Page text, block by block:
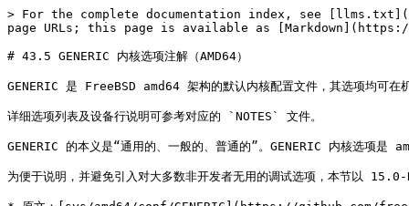
> For the complete documentation index, see [llms.txt](https://book.bsdcn.org/llms.txt). Markdown versions of documentation pages are available by appending `.md` to page URLs; this page is available as [Markdown](https://book.bsdcn.org/di-43-zhang-freebsd-nei-he-jia-gou/di-43.5-jie-generic-nei-he-xuan-xiang-zhu-jie-amd64.md).

# 43.5 GENERIC 内核选项注解（AMD64）

GENERIC 是 FreeBSD amd64 架构的默认内核配置文件，其选项均可在机器无关和机器相关选项的 NOTES 文件中找到对应说明。本节列出 GENERIC 完整选项并逐项标注。

详细选项列表及设备行说明可参考对应的 `NOTES` 文件。

GENERIC 的本义是“通用的、一般的、普通的”。GENERIC 内核选项是 amd64 体系架构下所有镜像的默认构建选项（FreeBSD/amd64 通用内核配置文件），但 CURRENT（main 分支）会引入额外的调试选项。

为便于说明，并避免引入对大多数非开发者无用的调试选项，本节以 15.0-RELEASE（releng/15.0 分支）的 GENERIC 内核选项为例进行说明。

* 原文：[sys/amd64/conf/GENERIC](https://github.com/freebsd/freebsd-src/blob/releng/15.0/sys/amd64/conf/GENERIC)
* 版本：[u2f(4): Invert U2F\_MAKE\_UHID\_ALIAS kernel build option](https://github.com/freebsd/freebsd-src/commit/64b530b38be37ebf32596a5ee7ab95f484f49176)，全文近 400 行

首先介绍 CPU 相关的配置选项：

```ini
cpu		HAMMER
```

HAMMER 是 AMD K8 的研发代号，即 Opteron（皓龙）和 Athlon64（速龙）。

```ini
ident		GENERIC
```

这是内核的“标识符”。

通常应与内核的名称相同。该选项用于将内核名称设置为 `GENERIC`。至少需要一行 `ident` 条目。

```ini
makeoptions	DEBUG=-g
```

构建包含 gdb(1) 调试符号的内核。

```ini
makeoptions	WITH_CTF=1
```

为支持 DTrace，运行 ctfconvert(1) 将调试数据转换为 CTF 数据。

```ini
options 	SCHED_ULE
```

ULE 调度程序。

```ini
options 	NUMA
```

非一致性内存访问（NUMA）支持。

```ini
options 	PREEMPTION
```

启用内核线程抢占。

```ini
options 	EXTERR_STRINGS
```

其曾用名为 `BLOAT_KERNEL_WITH_EXTERR`，用于启用内核扩展错误信息。参见：Extended errors from kernel\[EB/OL]. \[2026-03-26]. <https://reviews.freebsd.org/D50483>。

```ini
options 	VIMAGE
```

用于子系统虚拟化，例如 VNET。

```ini
options 	INET
```

IPv4 协议簇。IP 协议簇是一组协议，位于互联网协议（IP）之上，并使用互联网地址格式。该协议簇为 `SOCK_STREAM`、`SOCK_DGRAM` 和 `SOCK_RAW` 套接字类型提供协议支持；其中 `SOCK_RAW` 接口提供了对 IP 协议的访问。

```ini
options 	INET6
```

IPv6 协议簇。

```ini
options 	IPSEC_SUPPORT
```

允许通过 `kldload` 命令加载 `ipsec` 和 `tcpmd5` 模块。

```ini
options 	IPSEC_OFFLOAD
```

内联 IPsec 卸载基础设施。

```ini
options 	ROUTE_MPATH
```

Multipath 路由支持。

```ini
options 	FIB_ALGO
```

模块化 FIB 查找支持。

```ini
options 	TCP_OFFLOAD
```

TCP 卸载支持。

```ini
options 	TCP_BLACKBOX
```

增强的 TCP 事件日志功能。

```ini
options 	TCP_HHOOK
```

TCP 的 hhook(9) 框架支持。

```ini
options 	TCP_RFC7413
```

TCP 快速打开。

```ini
options 	SCTP_SUPPORT
```

允许加载 SCTP KLD 模块支持。

```ini
options 	KERN_TLS
```

TLS 发送和接收卸载。

```ini
options 	FFS
```

伯克利快速文件系统（FFS）。

```ini
options 	SOFTUPDATES
```

启用 FFS 软更新支持。

```ini
options 	UFS_ACL
```

访问控制列表支持。

```ini
options 	UFS_DIRHASH
```

提升大目录的性能。

```ini
options 	UFS_GJOURNAL
```

启用基于 gjournal 的 UFS 日志。

```ini
options 	QUOTA
```

启用 UFS 磁盘配额。

```ini
options 	MD_ROOT
```

允许 MD 设备作为根设备。

```ini
options 	NFSCL
```

网络文件系统（NFS）客户端。

```ini
options 	NFSD
```

网络文件系统（NFS）服务器。

```ini
options 	NFSLOCKD
```

网络锁管理器（NLM）。

```ini
options 	NFS_ROOT
```

将 NFS 用作 **/**，依赖 `NFSCL`。

```ini
options 	MSDOSFS
```

MS-DOS 文件系统。

```ini
options 	CD9660
```

ISO 9660 文件系统。

```ini
options 	PROCFS
```

Proc 进程文件系统（需要 PSEUDOFS 支持）。

```ini
options 	PSEUDOFS
```

伪文件系统框架。

```ini
options 	TMPFS
```

高效的内存文件系统。

```ini
options 	GEOM_RAID
```

软件 RAID 支持。

```ini
options